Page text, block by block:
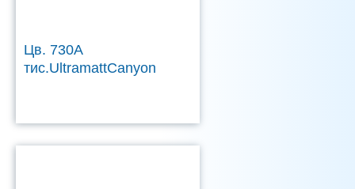
Цв. 730А
тис.UltramattCanyon